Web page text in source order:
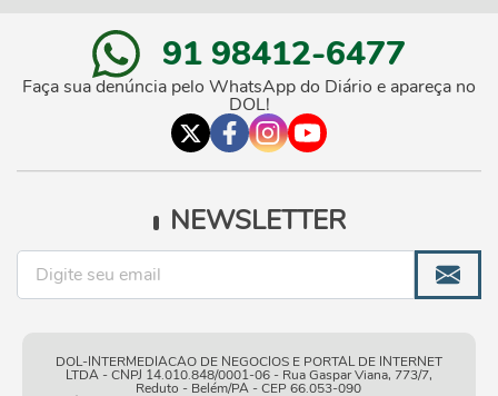
91 98412-6477
Faça sua denúncia pelo WhatsApp do Diário e apareça no
DOL!
NEWSLETTER
DOL-INTERMEDIACAO DE NEGOCIOS E PORTAL DE INTERNET
LTDA - CNPJ 14.010.848/0001-06 - Rua Gaspar Viana, 773/7,
Reduto - Belém/PA - CEP 66.053-090